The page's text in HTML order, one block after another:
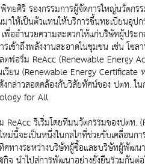
ยศิริ รองกรรมการผู้จัดการใหญ่นวัตก
าให้เป็นตัวแทนให้บริการขึ้นทะเบียนอุป
พื่ออำนวยความสะดวกให้แก่บริษัทผู้ปร
รเข้าถึงพลังงานสะอาดในชุมชน เช่น โ
ฟอร์ม ReAcc (Renewable Energy
วียน (Renewable Energy Certificate
กล่าวสอดคล้องกับวิสัยทัศน์ของ ปตท. ใน
for All
ริเริ่มโดยทีมนวัตกรรมของปตท.
ม่นี้จะเป็นหนึ่งในกลไกที่ช่วยขับเคลื่อนกา
ศทางระหว่างบริษัทผู้ซื้อและบริษัทผู้พัฒนา
กิจ นำไปสู่การพัฒนาอย่างยั่งยืนร่วมกันต่